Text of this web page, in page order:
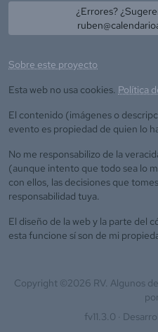
¿Errores?
Sobre este proyecto
Esta web no usa cookies. Política
El contenido (imágenes o
evento es propiedad de quien lo
No me responsabilizo de la
(aunque intento que todo sea lo
con ellos, las decisiones que
responsabilidad tuya.
El diseño de la web y la parte del
esta funcione sí son de mi
Copyright ©2026 RV. Algunos
fv11.3.0 ·